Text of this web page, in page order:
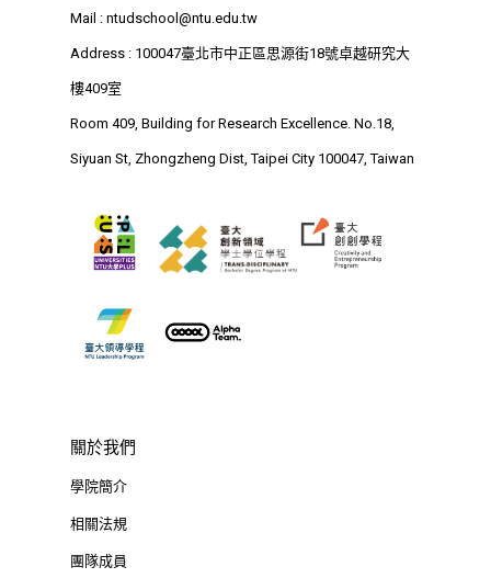
Mail : ntudschool@ntu.edu.tw
Address : 100047臺北市中正區思源街18號卓越研究大
樓409室
Room 409, Building for Research Excellence. No.18,
Siyuan St, Zhongzheng Dist, Taipei City 100047, Taiwan
關於我們
學院簡介
相關法規
團隊成員